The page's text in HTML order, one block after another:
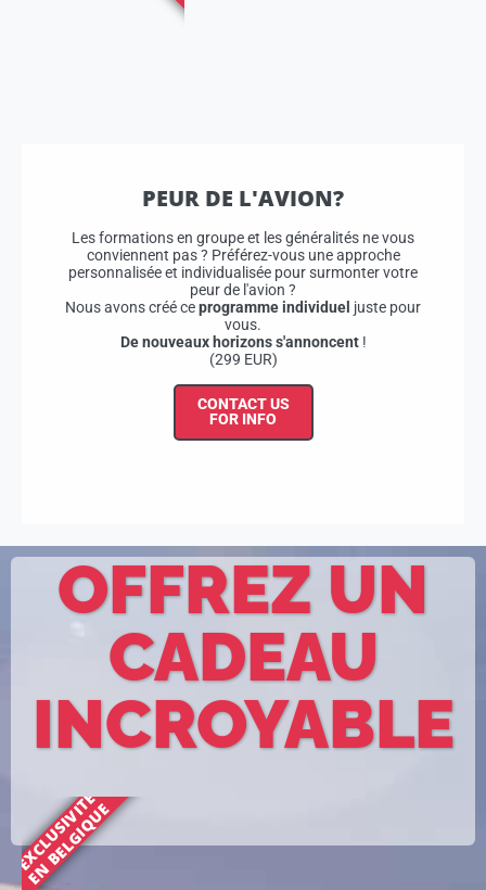
PEUR DE L'AVION?
Les formations en groupe et les généralités ne vous
conviennent pas ? Préférez-vous une approche
personnalisée et individualisée pour surmonter votre
peur de l'avion ?
Nous avons créé ceprogramme individuel juste pour
vous.
De nouveaux horizons s'annoncent!
(299 EUR)
CONTACT US
FOR INFO
OFFREZ UN
CADEAU
INCROYABLE
EXCLUSIVITÉ
EN BELGIQUE